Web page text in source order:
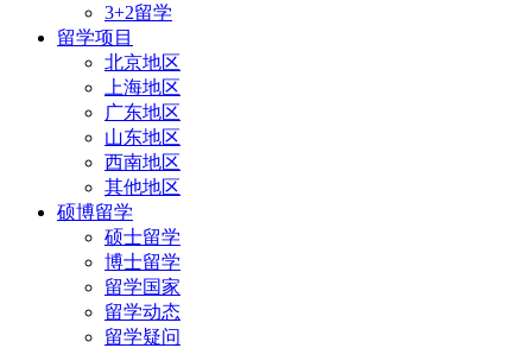
3+2留学
留学项目
北京地区
上海地区
广东地区
山东地区
西南地区
其他地区
硕博留学
硕士留学
博士留学
留学国家
留学动态
留学疑问